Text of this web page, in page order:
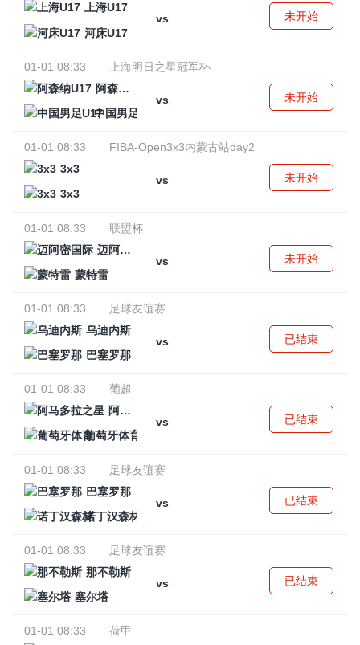
上海U17
vs
河床U17
未开始
01-01 08:33
上海明日之星冠军杯
阿森纳U17
vs
中国男足U17
未开始
01-01 08:33
FIBA-Open3x3内蒙古站day2
3x3
vs
3x3
未开始
01-01 08:33
联盟杯
迈阿密国际
vs
蒙特雷
未开始
01-01 08:33
足球友谊赛
乌迪内斯
vs
巴塞罗那
已结束
01-01 08:33
葡超
阿马多拉之星
vs
葡萄牙体育
已结束
01-01 08:33
足球友谊赛
巴塞罗那
vs
诺丁汉森林
已结束
01-01 08:33
足球友谊赛
那不勒斯
vs
塞尔塔
已结束
01-01 08:33
荷甲